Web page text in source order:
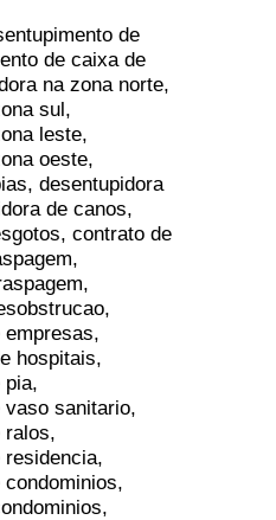
de
de caixa de
na zona norte,
sul,
leste,
oeste,
desentupidora
de canos,
contrato de
empresas,
hospitais,
pia,
vaso sanitario,
ralos,
residencia,